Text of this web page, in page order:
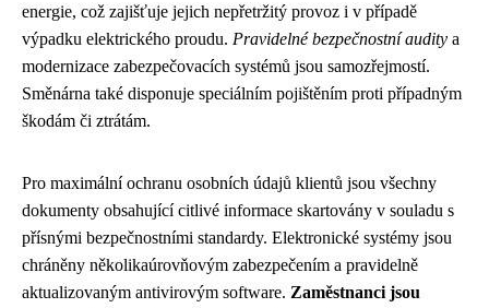
energie, což zajišťuje jejich nepřetržitý provoz i v případě
výpadku elektrického proudu. Pravidelné bezpečnostní audity a
modernizace zabezpečovacích systémů jsou samozřejmostí.
Směnárna také disponuje speciálním pojištěním proti případným
škodám či ztrátám.
Pro maximální ochranu osobních údajů klientů jsou všechny
dokumenty obsahující citlivé informace skartovány v souladu s
přísnými bezpečnostními standardy. Elektronické systémy jsou
chráněny několikaúrovňovým zabezpečením a pravidelně
aktualizovaným antivirovým software. Zaměstnanci jsou